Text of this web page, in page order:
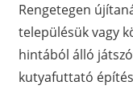
Rengetegen
településük vagy
hintából álló
kutyafuttató